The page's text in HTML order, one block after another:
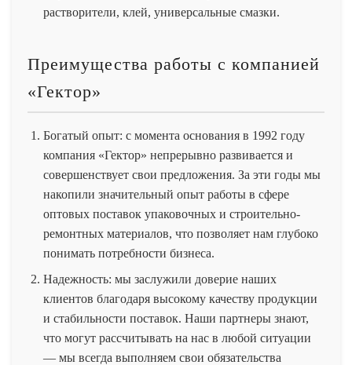
растворители, клей, универсальные смазки.
Преимущества работы с компанией
«Гектор»
Богатый опыт: с момента основания в 1992 году
компания «Гектор» непрерывно развивается и
совершенствует свои предложения. За эти годы мы
накопили значительный опыт работы в сфере
оптовых поставок упаковочных и строительно-
ремонтных материалов, что позволяет нам глубоко
понимать потребности бизнеса.
Надежность: мы заслужили доверие наших
клиентов благодаря высокому качеству продукции
и стабильности поставок. Наши партнеры знают,
что могут рассчитывать на нас в любой ситуации
— мы всегда выполняем свои обязательства